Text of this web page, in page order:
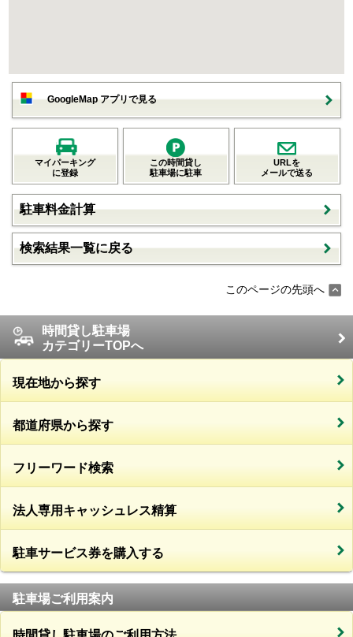
GoogleMap アプリで見る
マイパーキング
に登録
この時間貸し
駐車場に駐車
URLを
メールで送る
駐車料金計算
検索結果一覧に戻る
このページの先頭へ
時間貸し駐車場
カテゴリーTOPへ
現在地から探す
都道府県から探す
フリーワード検索
法人専用キャッシュレス精算
駐車サービス券を購入する
駐車場ご利用案内